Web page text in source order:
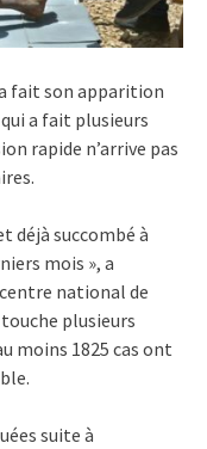
fait son apparition
a fait plusieurs
rapide n’arrive pas
déjà succombé à
mois », a
national de
plusieurs
moins 1825 cas ont
suite à